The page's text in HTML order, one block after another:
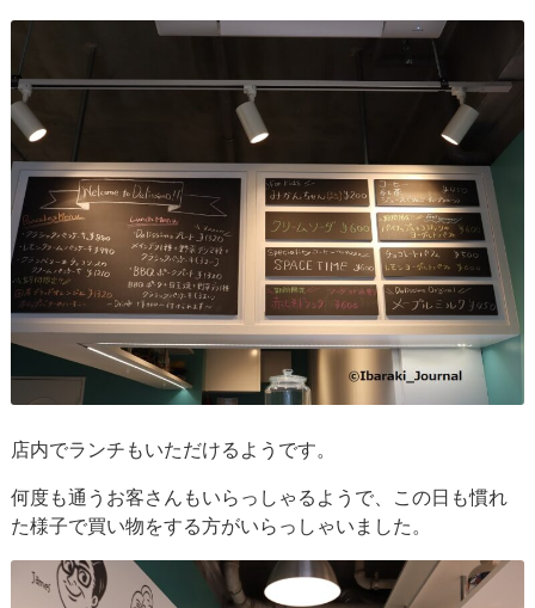
店内でランチもいただけるようです。
何度も通うお客さんもいらっしゃるようで、この日も慣れ
た様子で買い物をする方がいらっしゃいました。